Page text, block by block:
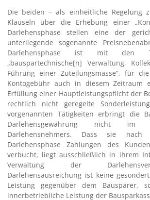
Die beiden – als einheitliche Regelung
Klauseln über die Erhebung einer
Darlehensphase stellen eine der
unterliegende sogenannte
Darlehensphase ist mit den
„bauspartechnische[n] Verwaltung,
Führung einer Zuteilungsmasse“, für
Kontogebühr auch in diesem Zeitraum
Erfüllung einer Hauptleistungspflicht der
rechtlich nicht geregelte
vorgenannten Tätigkeiten erbringt die
Darlehensgewährung nicht im
Darlehensnehmers. Dass sie
Darlehensphase Zahlungen des
verbucht, liegt ausschließlich in ihrem
Verwaltung der
Darlehensausreichung ist keine
Leistung gegenüber dem Bausparer,
innerbetriebliche Leistung der